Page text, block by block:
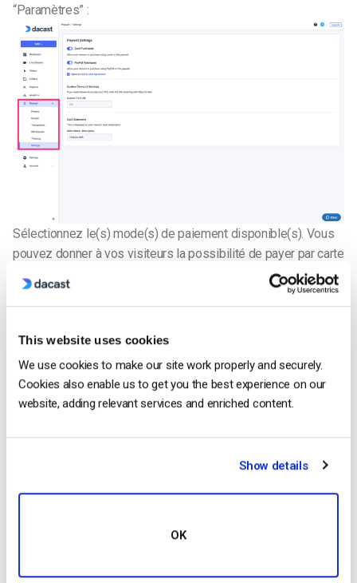
This website uses cookies
We use cookies to make our site work properly and securely.
Cookies also enable us to get you the best experience on our
website, adding relevant services and enriched content.
Show details
OK
“Paramètres” :
Sélectionnez le(s) mode(s) de paiement disponible(s). Vous
pouvez donner à vos visiteurs la possibilité de payer par carte
Veuillez noter que PayPal
dispose d’un nombre limité d’options de devises. Pour plus
contacter.
Comment personnaliser mon Paywall
Dans la section “Paywall”, sélectionnez l’onglet “Theming”.
vos thèmes de paywall. Vous pouvez créer un nouveau thème
Pour créer un nouveau thème,
droit.Dans l’onglet Splash Screen, vous pouvez modifier la